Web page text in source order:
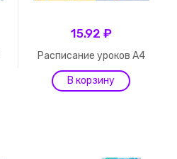
15.92 ₽
Расписание уроков А4